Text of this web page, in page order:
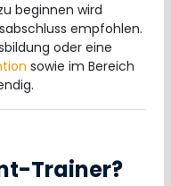
beginnen wird
empfohlen.
oder eine
sowie im Bereich
Trainer?